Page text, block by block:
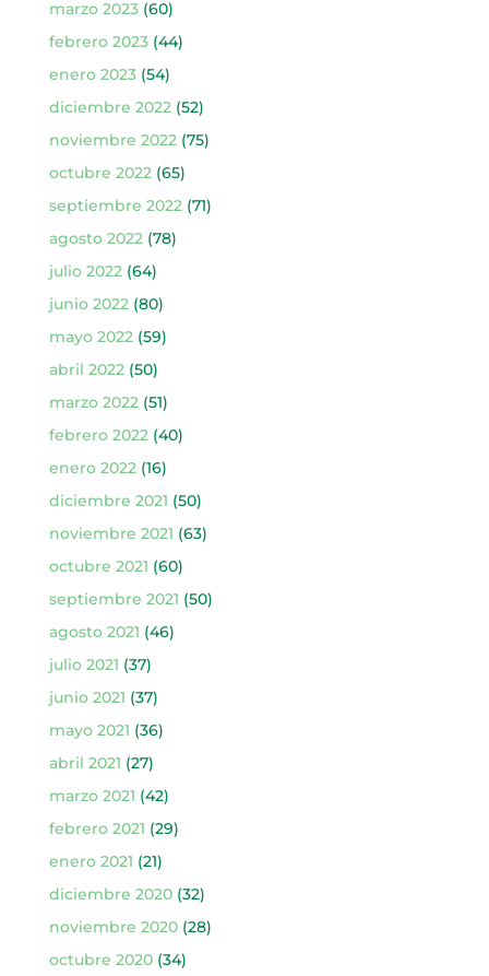
marzo 2023(60)
febrero 2023(44)
enero 2023(54)
diciembre 2022(52)
noviembre 2022(75)
octubre 2022(65)
septiembre 2022(71)
agosto 2022(78)
julio 2022(64)
junio 2022(80)
mayo 2022(59)
abril 2022(50)
marzo 2022(51)
febrero 2022(40)
enero 2022(16)
diciembre 2021 (50)
noviembre 2021 (63)
octubre 2021 (60)
septiembre 2021 (50)
agosto 2021 (46)
julio 2021 (37)
junio 2021 (37)
mayo 2021 (36)
abril 2021 (27)
marzo 2021 (42)
febrero 2021 (29)
enero 2021 (21)
diciembre 2020(32)
noviembre 2020(28)
octubre 2020(34)